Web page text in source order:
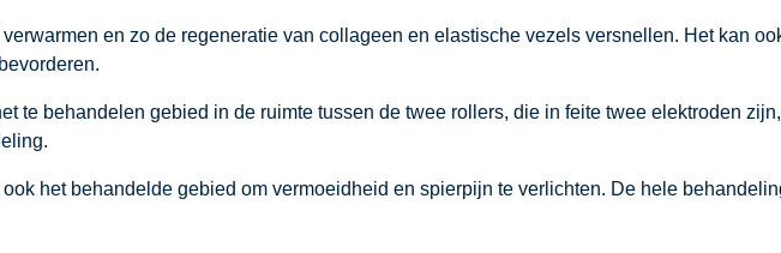
en zo de regeneratie van collageen en elastische vezels versnellen. Het kan
te behandelen gebied in de ruimte tussen de twee rollers, die in feite twee elektroden
het behandelde gebied om vermoeidheid en spierpijn te verlichten. De hele